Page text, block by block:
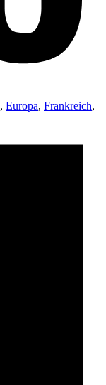
, Europa, Frankreich,